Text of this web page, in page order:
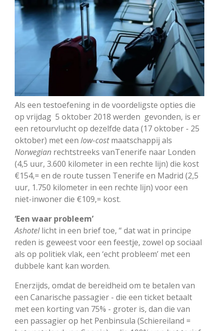
Als een testoefening in de voordeligste opties die
op vrijdag 5 oktober 2018 werden gevonden, is er
een retourvlucht op dezelfde data (17 oktober - 25
oktober) met een low-costmaatschappij als
Norwegian rechtstreeks vanTenerife naar Londen
(4,5 uur, 3.600 kilometer in een rechte lijn) die kost
€154,= en de route tussen Tenerife en Madrid (2,5
uur, 1.750 kilometer in een rechte lijn) voor een
niet-inwoner die €109,= kost.
‘Een waar probleem’
Ashotellicht in een brief toe, “ dat wat in principe
reden is geweest voor een feestje, zowel op sociaal
als op politiek vlak, een ‘echt probleem’ met een
dubbele kant kan worden.
Enerzijds, omdat de bereidheid om te betalen van
een Canarische passagier - die een ticket betaalt
met een korting van 75% - groter is, dan die van
een passagier op het Penbinsula (Schiereiland =